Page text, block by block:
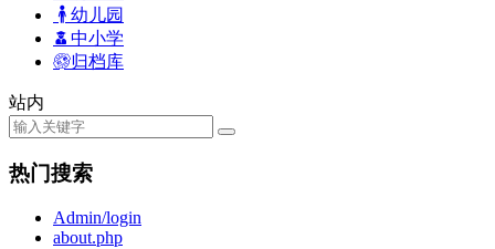
幼儿园
中小学
归档库
站内
热门搜索
Admin/login
about.php